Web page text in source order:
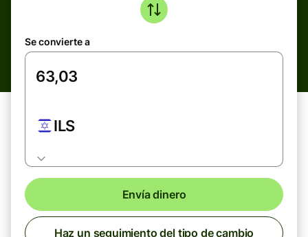
Se convierte a
ILS
Envía dinero
Haz un seguimiento del tipo de cambio